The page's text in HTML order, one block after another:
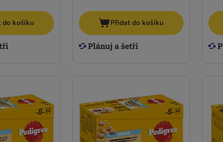
do košíku Přidat do košíku